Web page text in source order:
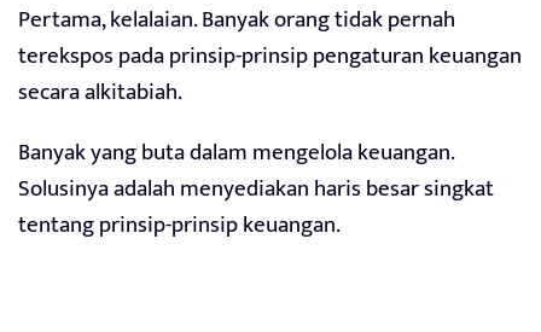
Pertama, kelalaian. Banyak orang tidak pernah
terekspos pada prinsip-prinsip pengaturan keuangan
secara alkitabiah.
Banyak yang buta dalam mengelola keuangan.
Solusinya adalah menyediakan haris besar singkat
tentang prinsip-prinsip keuangan.